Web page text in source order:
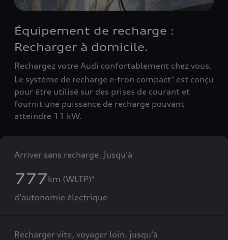
Équipement de recharge :
Recharger à domicile.
Rechargez votre Audi confortablement chez vous.
Le système de recharge e-tron compact3 est conçu
pour être utilisé sur des prises de courant et
fournit une puissance de recharge pouvant
atteindre 11 kW.
Arriver sans recharge. Jusqu'à
777km (WLTP)4
d'autonomie électrique
Recharger vite, voyager loin. jusqu'à